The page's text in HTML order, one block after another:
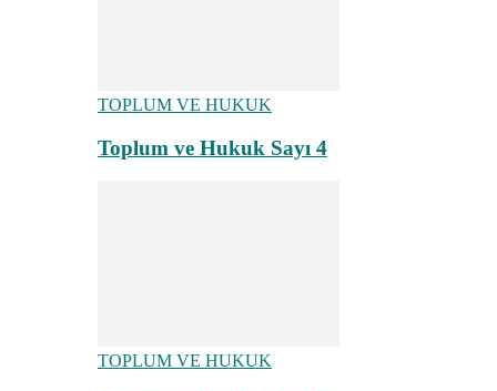
TOPLUM VE HUKUK
Toplum ve Hukuk Sayı 4
TOPLUM VE HUKUK